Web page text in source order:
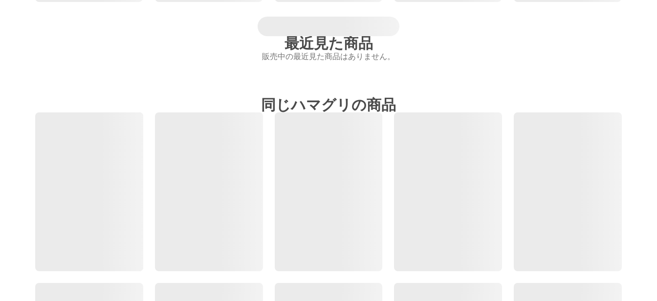
最近見た商品
販売中の最近見た商品はありません。
同じハマグリの商品